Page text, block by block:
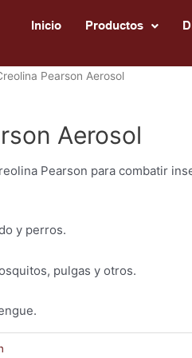
Inicio Productos
Pearson Aerosol
Aerosol
Pearson para combatir
y perros.
pulgas y otros.